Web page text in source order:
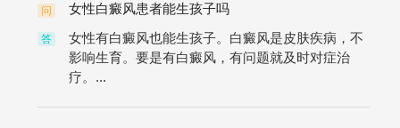
问 女性白癜风患者能生孩子吗
答
女性有白癜风也能生孩子。白癜风是皮肤疾病，不
影响生育。要是有白癜风，有问题就及时对症治
疗。...